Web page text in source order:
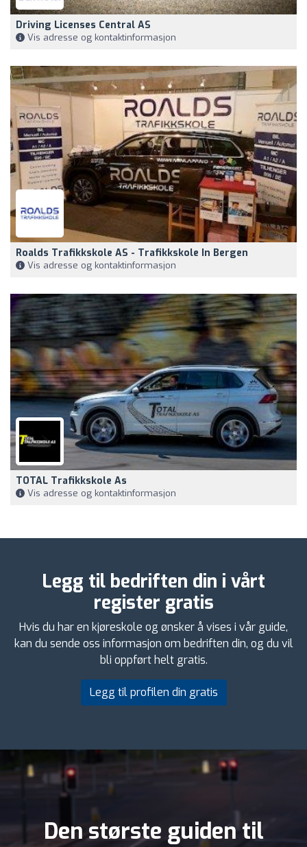
Driving Licenses Central AS
Vis adresse og kontaktinformasjon
Roalds Trafikkskole AS - Trafikkskole In Bergen
Vis adresse og kontaktinformasjon
TOTAL Trafikkskole As
Vis adresse og kontaktinformasjon
Legg til bedriften din i vårt
register gratis
Hvis du har en kjøreskole og ønsker å vises i vår guide,
kan du sende oss informasjon om bedriften din, og du vil
bli oppført helt gratis.
Legg til profilen din gratis
Den største guiden til